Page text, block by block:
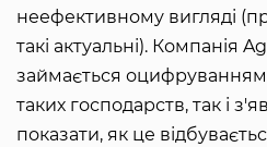
неефективному вигляді
такі актуальні). Компанія
займається
таких господарств, так і
показати, як це